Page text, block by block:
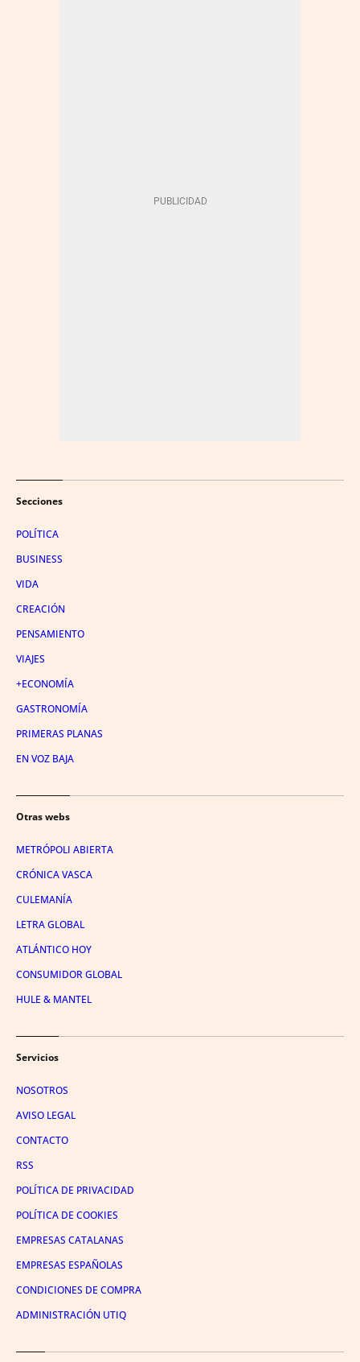
Secciones
POLÍTICA
BUSINESS
VIDA
CREACIÓN
PENSAMIENTO
VIAJES
+ECONOMÍA
GASTRONOMÍA
PRIMERAS PLANAS
EN VOZ BAJA
Otras webs
METRÓPOLI ABIERTA
CRÓNICA VASCA
CULEMANÍA
LETRA GLOBAL
ATLÁNTICO HOY
CONSUMIDOR GLOBAL
HULE & MANTEL
Servicios
NOSOTROS
AVISO LEGAL
CONTACTO
RSS
POLÍTICA DE PRIVACIDAD
POLÍTICA DE COOKIES
EMPRESAS CATALANAS
EMPRESAS ESPAÑOLAS
CONDICIONES DE COMPRA
ADMINISTRACIÓN UTIQ